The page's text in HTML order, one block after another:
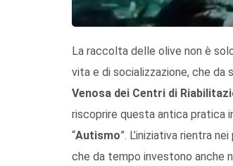
La raccolta delle olive non è
vita e di socializzazione, che da
Venosa dei Centri di
riscoprire questa antica pratica
“Autismo”. L’iniziativa rientra
che da tempo investono anche